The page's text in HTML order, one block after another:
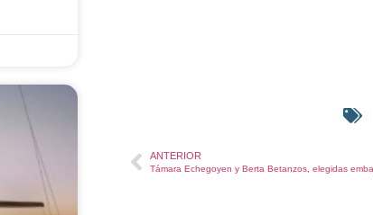
ANTERIOR
Támara Echegoyen y Berta Betanzos, elegidas